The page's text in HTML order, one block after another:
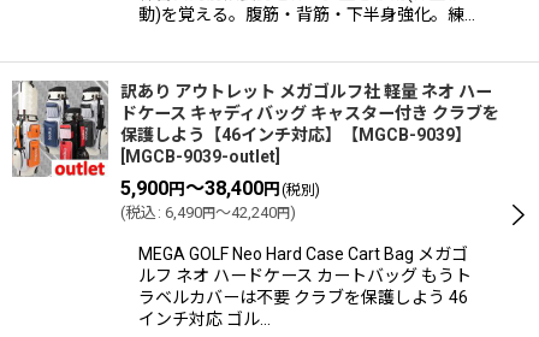
動)を覚える。腹筋・背筋・下半身強化。練…
訳あり アウトレット メガゴルフ社 軽量 ネオ ハー
ドケース キャディバッグ キャスター付き クラブを
保護しよう【46インチ対応】【MGCB-9039】
MGCB-9039-outlet
5,900円～38,400円 (税別)
(税込 : 6,490円～42,240円)
MEGA GOLF Neo Hard Case Cart Bag メガゴ
ルフ ネオ ハードケース カートバッグ もうト
ラベルカバーは不要 クラブを保護しよう 46
インチ対応 ゴル…